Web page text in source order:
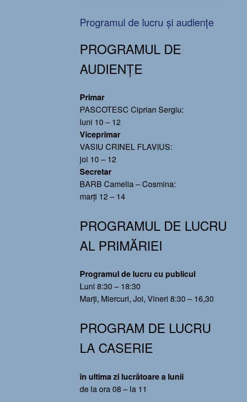
Programul de lucru și audiențe
PROGRAMUL DE
AUDIENȚE
Primar
PASCOTESC Ciprian Sergiu:
luni 10 – 12
Viceprimar
VASIU CRINEL FLAVIUS:
joi 10 – 12
Secretar
BARB Camelia – Cosmina:
marți 12 – 14
PROGRAMUL DE LUCRU
AL PRIMĂRIEI
Programul de lucru cu publicul
Luni 8:30 – 18:30
Marți, Miercuri, Joi, Vineri 8:30 – 16,30
PROGRAM DE LUCRU
LA CASERIE
în ultima zi lucrătoare a lunii
de la ora 08 – la 11